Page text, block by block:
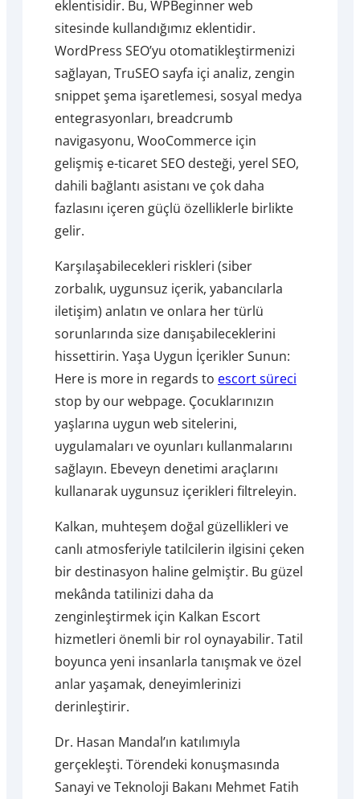
eklentisidir. Bu, WPBeginner web
sitesinde kullandığımız eklentidir.
WordPress SEO’yu otomatikleştirmenizi
sağlayan, TruSEO sayfa içi analiz, zengin
snippet şema işaretlemesi, sosyal medya
entegrasyonları, breadcrumb
navigasyonu, WooCommerce için
gelişmiş e-ticaret SEO desteği, yerel SEO,
dahili bağlantı asistanı ve çok daha
fazlasını içeren güçlü özelliklerle birlikte
gelir.
Karşılaşabilecekleri riskleri (siber
zorbalık, uygunsuz içerik, yabancılarla
iletişim) anlatın ve onlara her türlü
sorunlarında size danışabileceklerini
hissettirin. Yaşa Uygun İçerikler Sunun:
Here is more in regards to escort süreci
stop by our webpage. Çocuklarınızın
yaşlarına uygun web sitelerini,
uygulamaları ve oyunları kullanmalarını
sağlayın. Ebeveyn denetimi araçlarını
kullanarak uygunsuz içerikleri filtreleyin.
Kalkan, muhteşem doğal güzellikleri ve
canlı atmosferiyle tatilcilerin ilgisini çeken
bir destinasyon haline gelmiştir. Bu güzel
mekânda tatilinizi daha da
zenginleştirmek için Kalkan Escort
hizmetleri önemli bir rol oynayabilir. Tatil
boyunca yeni insanlarla tanışmak ve özel
anlar yaşamak, deneyimlerinizi
derinleştirir.
Dr. Hasan Mandal’ın katılımıyla
gerçekleşti. Törendeki konuşmasında
Sanayi ve Teknoloji Bakanı Mehmet Fatih